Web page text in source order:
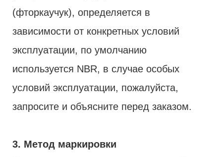
(фторкаучук), определяется в
зависимости от конкретных условий
эксплуатации, по умолчанию
используется NBR, в случае особых
условий эксплуатации, пожалуйста,
запросите и объясните перед заказом.
3. Метод маркировки